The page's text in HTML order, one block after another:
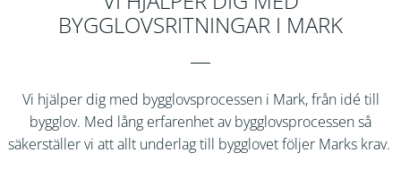
BYGGLOVSRITNINGAR I MARK
Vi hjälper dig med bygglovsprocessen i Mark, från idé till
bygglov. Med lång erfarenhet av bygglovsprocessen så
säkerställer vi att allt underlag till bygglovet följer Marks krav.